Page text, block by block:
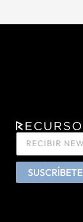
SUSCRÍBETE